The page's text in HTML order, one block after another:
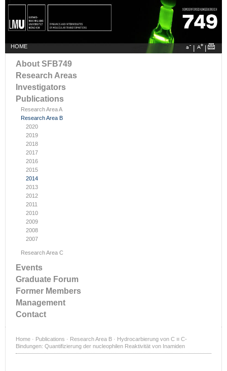
HOME
About SFB749
Research Areas
Investigators
Publications
Research Area A
Research Area B
2020
2019
2018
2017
2016
2015
2014
2013
2012
2011
2010
2009
2008
2007
Research Area C
Events
Graduate Forum
Former Members
Management
Contact
Home · Publications · Research Area B · Hydrocarbierung von C ≡ C-
Bindungen: Quantifizierung der nucleophilen Reaktivität von Inamiden